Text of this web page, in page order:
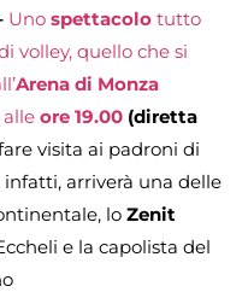
Uno spettacolo tutto
volley, quello che si
Arena di Monza
alle ore 19.00 (diretta
visita ai padroni di
infatti, arriverà una delle
lo Zenit
e la capolista del